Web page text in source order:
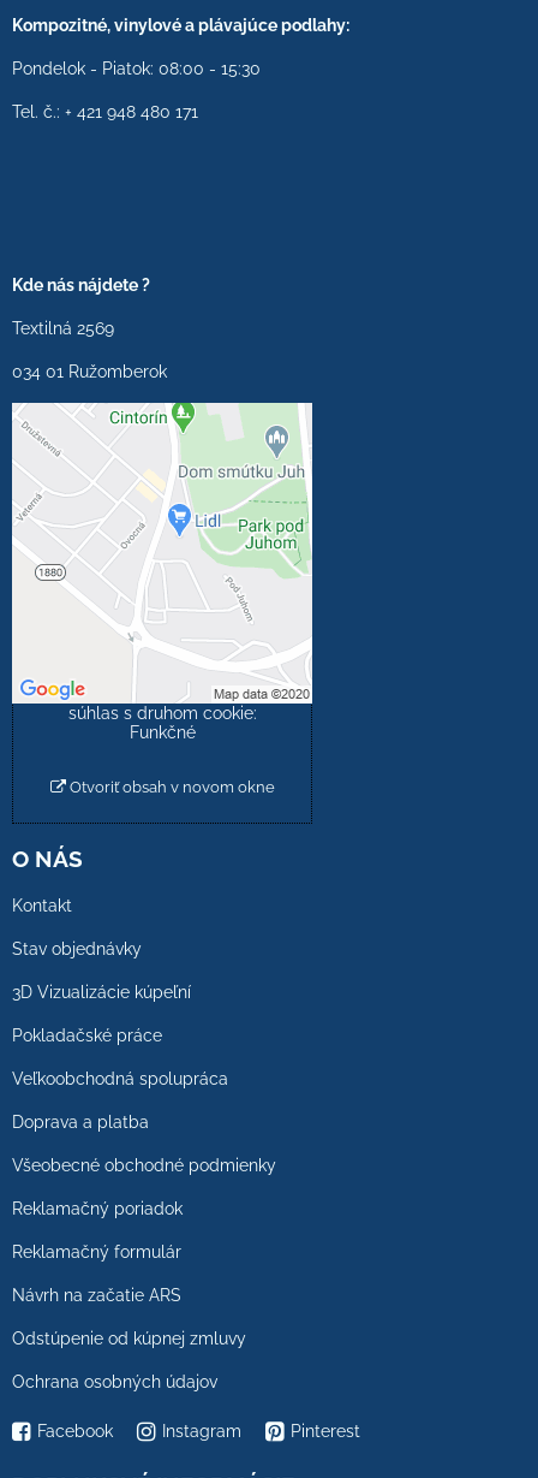
Kompozitné, vinylové a plávajúce podlahy:
Pondelok - Piatok: 08:00 - 15:30
Tel. č.: + 421 948 480 171
Kde nás nájdete ?
Textilná 2569
034 01 Ružomberok
Externý obsah je
blokovaný Voľbami
súkromia
Prajete si načítať externý
obsah?
Povoliť tentokrát
Povoliť a zapamätať -
súhlas s druhom cookie:
Funkčné
Otvoriť obsah v novom okne
O NÁS
Kontakt
Stav objednávky
3D Vizualizácie kúpeľní
Pokladačské práce
Veľkoobchodná spolupráca
Doprava a platba
Všeobecné obchodné podmienky
Reklamačný poriadok
Reklamačný formulár
Návrh na začatie ARS
Odstúpenie od kúpnej zmluvy
Ochrana osobných údajov
Facebook Instagram Pinterest